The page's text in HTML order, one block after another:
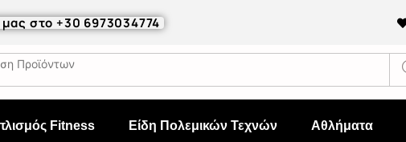
στο +30 6973034774
Fitness Είδη Πολεμικών Τεχνών Αθλήματα